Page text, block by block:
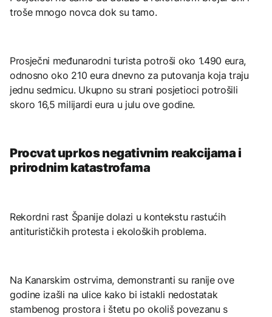
troše mnogo novca dok su tamo.
Prosječni međunarodni turista potroši oko 1.490 eura,
odnosno oko 210 eura dnevno za putovanja koja traju
jednu sedmicu. Ukupno su strani posjetioci potrošili
skoro 16,5 milijardi eura u julu ove godine.
Procvat uprkos negativnim reakcijama i
prirodnim katastrofama
Rekordni rast Španije dolazi u kontekstu rastućih
antiturističkih protesta i ekoloških problema.
Na Kanarskim ostrvima, demonstranti su ranije ove
godine izašli na ulice kako bi istakli nedostatak
stambenog prostora i štetu po okoliš povezanu s